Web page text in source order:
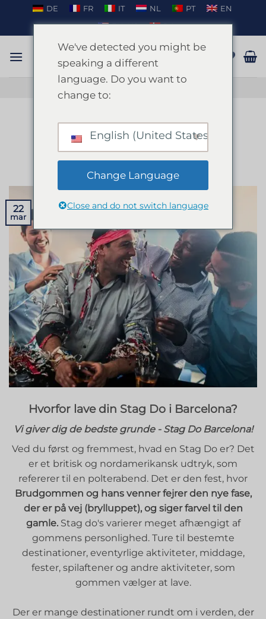
Fortsæt
indhold
DE FR IT NL PT
EN
EN_US
DA
TAL PÅ WHATSAPP
Barcelona Stag Do
22
mar
Hvorfor lave din Stag Do i Barcelona?
Vi giver dig de bedste grunde - Stag Do Barcelona!
Ved du først og fremmest, hvad en Stag Do er? Det
er et britisk og nordamerikansk udtryk, som
refererer til en polterabend. Det er den fest, hvor
Brudgommen og hans venner fejrer den nye fase,
der er på vej (brylluppet), og siger farvel til den
gamle.Stag do's varierer meget afhængigt af
gommens personlighed. Ture til bestemte
destinationer, eventyrlige aktiviteter, middage,
fester, spilaftener og andre aktiviteter, som
gommen vælger at lave.
Der er mange destinationer rundt om i verden, der
We've detected you might be
speaking a different
language. Do you want to
change to:
English (United States)
Change Language
Close and do not switch language